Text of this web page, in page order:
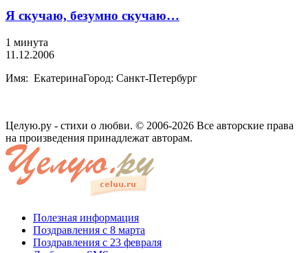
Я скучаю, безумно скучаю…
1 минута
11.12.2006
Имя: ЕкатеринаГород: Санкт-Петербург
Целую.ру - стихи о любви. © 2006-2026 Все авторские права
на произведения принадлежат авторам.
Полезная информация
Поздравления с 8 марта
Поздравления с 23 февраля